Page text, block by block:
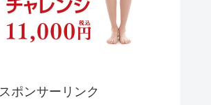
スポンサーリンク